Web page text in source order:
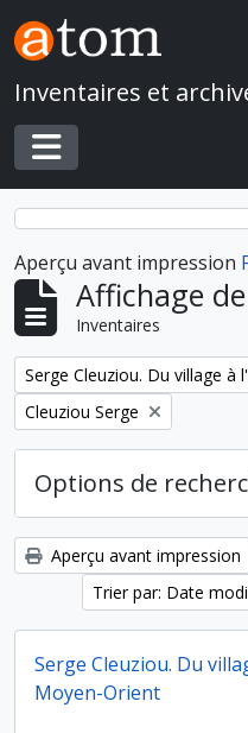
Skip to main content
Inventaires et
Toggle navigation
Aperçu avant impression
Affichage
Inventaires
Remove filter:
Remove filter:
Cleuziou Serge
Options de
Aperçu avant impression
Trier par: Date
Serge Cleuziou. Du
Moyen-Orient